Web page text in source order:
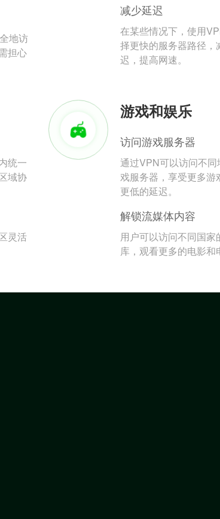
地访
担心
减少延迟
在某些情况下，使用
择更快的服务器路径，
迟，提高网速。
统一
域协
灵活
游戏和娱乐
访问游戏服务器
通过VPN可以访问不同
戏服务器，享受更多游
更低的延迟。
解锁流媒体内容
用户可以访问不同国家
库，观看更多的电影和